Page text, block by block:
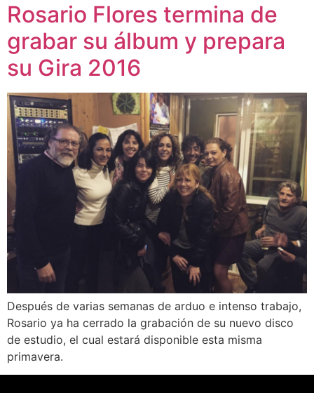
Rosario Flores termina de
grabar su álbum y prepara
su Gira 2016
Después de varias semanas de arduo e intenso trabajo,
Rosario ya ha cerrado la grabación de su nuevo disco
de estudio, el cual estará disponible esta misma
primavera.